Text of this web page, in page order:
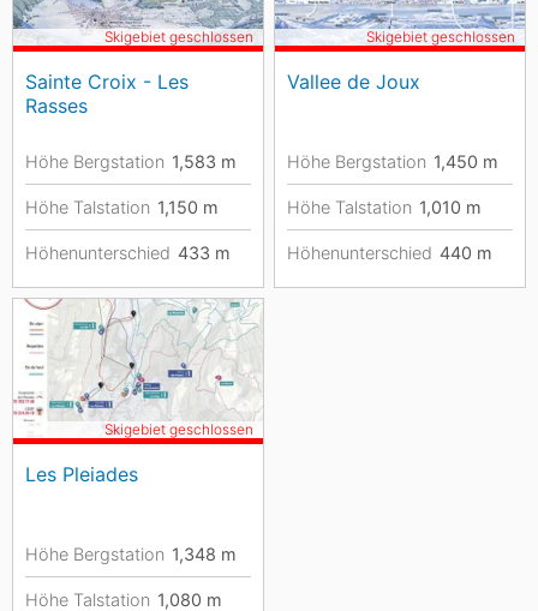
Sainte Croix - Les
Rasses
Skigebiet geschlossen
Höhe Bergstation 1,583 m
Höhe Talstation 1,150 m
Höhenunterschied 433 m
Vallee de Joux
Skigebiet geschlossen
Höhe Bergstation 1,450 m
Höhe Talstation 1,010 m
Höhenunterschied 440 m
Les Pleiades
Skigebiet geschlossen
Höhe Bergstation 1,348 m
Höhe Talstation 1,080 m